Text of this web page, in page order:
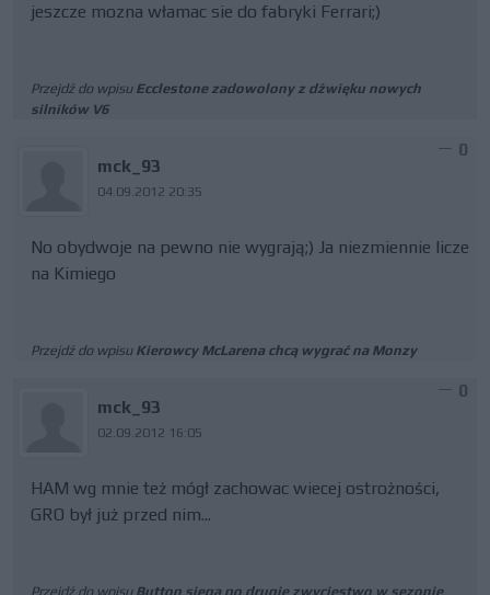
jeszcze mozna włamac sie do fabryki Ferrari;)
Przejdź do wpisu Ecclestone zadowolony z dźwięku nowych
silników V6
mck_93
04.09.2012 20:35
0
No obydwoje na pewno nie wygrają;) Ja niezmiennie licze
na Kimiego
Przejdź do wpisu Kierowcy McLarena chcą wygrać na Monzy
mck_93
02.09.2012 16:05
0
HAM wg mnie też mógł zachowac wiecej ostrożności,
GRO był już przed nim...
Przejdź do wpisu Button sięga po drugie zwycięstwo w sezonie